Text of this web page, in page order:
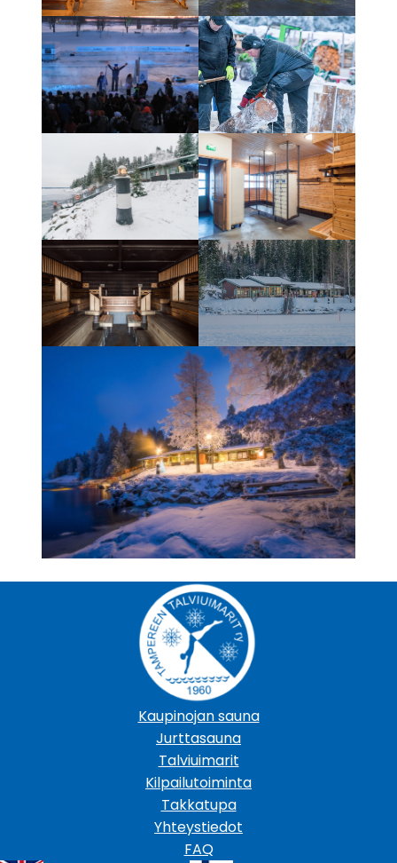
Kaupinojan sauna
Jurttasauna
Talviuimarit
Kilpailutoiminta
Takkatupa
Yhteystiedot
FAQ